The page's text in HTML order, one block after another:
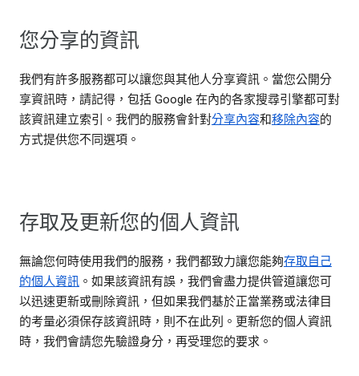
您分享的資訊
我們有許多服務都可以讓您與其他人分享資訊。當您公開分
享資訊時，請記得，包括 Google 在內的各家搜尋引擎都可對
該資訊建立索引。我們的服務會針對分享內容和移除內容的
方式提供您不同選項。
存取及更新您的個人資訊
無論您何時使用我們的服務，我們都致力讓您能夠存取自己
的個人資訊 。如果該資訊有誤，我們會盡力提供管道讓您可
以迅速更新或刪除資訊，但如果我們基於正當業務或法律目
的考量必須保存該資訊時，則不在此列。更新您的個人資訊
時，我們會請您先驗證身分，再受理您的要求。